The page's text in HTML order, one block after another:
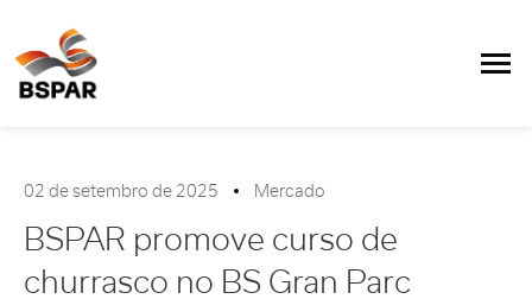
02 de setembro de 2025 Mercado
BSPAR promove curso de
churrasco no BS Gran Parc